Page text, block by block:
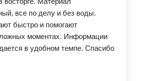
все по делу и без воды.
быстро и помогают
моментах. Информации
в удобном темпе. Спасибо